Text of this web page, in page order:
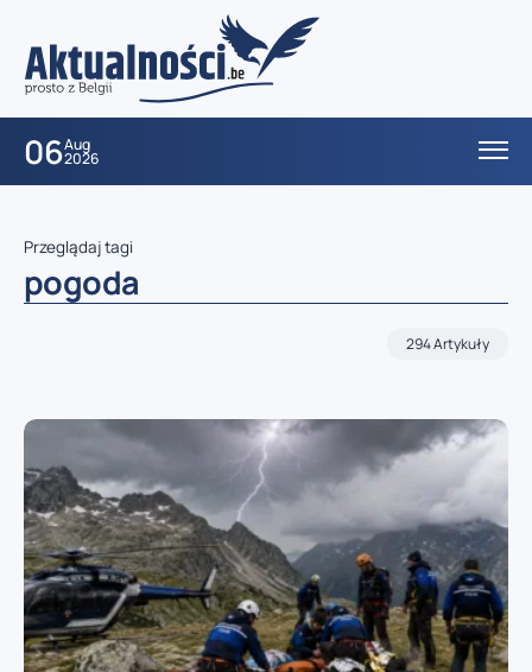
06Aug
2026
Przeglądaj tagi
pogoda
294 Artykuły